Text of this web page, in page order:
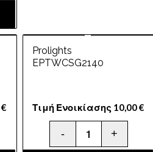
€
Prolights
EPTWCSG2140
Τιμή Ενοικίασης 10,00€